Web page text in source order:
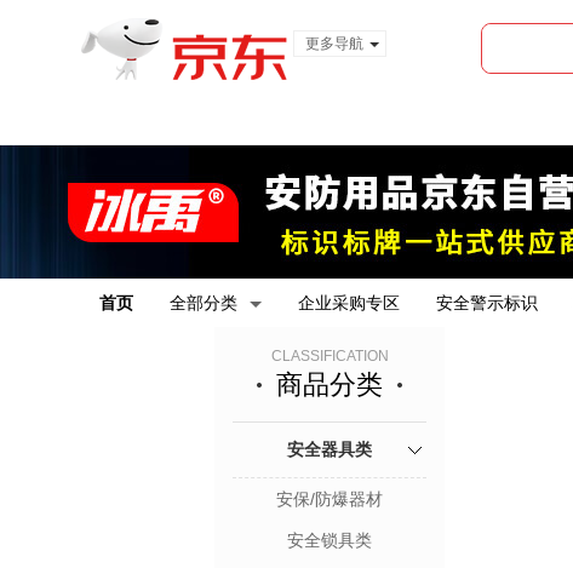
更多导航
首页 全部分类 企业采购专区 安全警示标识
CLASSIFICATION
商品分类
安全器具类
安保/防爆器材
安全锁具类